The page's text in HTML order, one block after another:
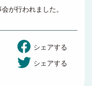
が行われました。
シェアする
シェアする